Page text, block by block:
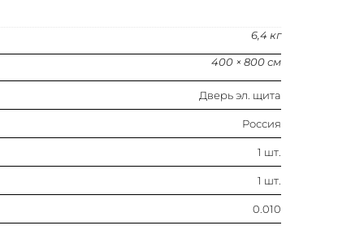
Нет
Нет
6,4 кг
400 × 800 см
Дверь эл. щита
Россия
1 шт.
1 шт.
0.010